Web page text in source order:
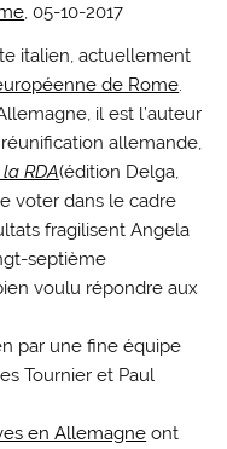
, 05-10-2017
italien, actuellement
de Rome
il est l’auteur
allemande,
RDA(édition Delga,
voter dans le cadre
fragilisent Angela
septième
voulu répondre aux
par une fine équipe
Tournier et Paul
en Allemagne ont